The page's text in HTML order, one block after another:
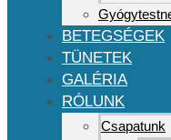
BETEGSÉGEK
TÜNETEK
GALÉRIA
RÓLUNK
Csapatunk